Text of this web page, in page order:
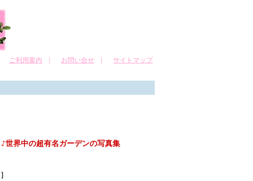
ご利用案内 お問い合せ
サイトマップ
♪世界中の超有名ガーデンの写真集